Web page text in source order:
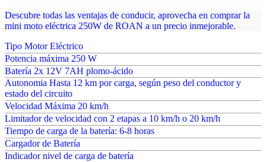
Descubre todas las ventajas de conducir, aprovecha en comprar la
mini moto eléctrica 250W de ROAN a un precio inmejorable.
Tipo MotorEléctrico
Potencia máxima 250 W
Batería 2x 12V 7AH plomo-ácido
Autonomia Hasta 12 km por carga, según peso del conductor y
estado del circuito
Velocidad Máxima 20 km/h
Limitador de velocidad con 2 etapas a 10 km/h o 20 km/h
Tiempo de carga de la batería: 6-8 horas
Cargador de Batería
Indicador nivel de carga de batería